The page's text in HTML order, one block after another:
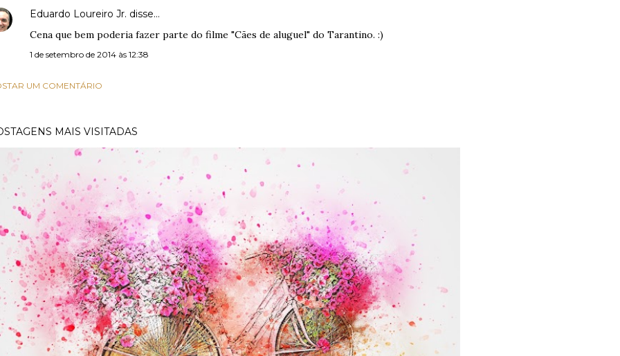
Eduardo Loureiro Jr. disse…
Cena que bem poderia fazer parte do filme "Cães de aluguel" do Tarantino. :)
1 de setembro de 2014 às 12:38
UM COMENTÁRIO
MAIS VISITADAS